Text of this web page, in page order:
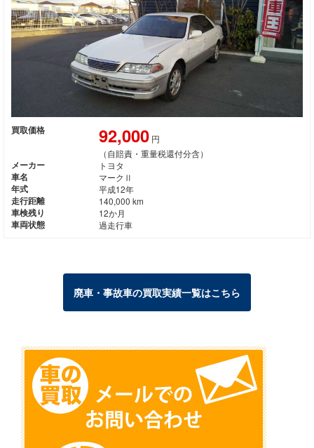
買取価格 92,000円
（自賠責・重量税還付分含）
メーカー
トヨタ
車名
マークⅡ
年式
平成12年
走行距離
140,000 km
車検残り
12か月
車両状態
過走行車
廃車・事故車の買取実績一覧はこちら